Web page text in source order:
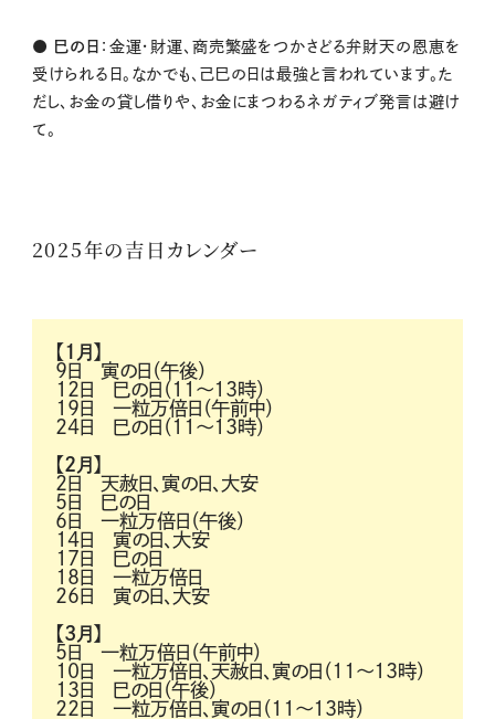
● 巳の日 ：金運・財運、商売繁盛をつかさどる弁財天の恩恵を
受けられる日。なかでも、己巳の日は最強と言われています。た
だし、お金の貸し借りや、お金にまつわるネガティブ発言は避け
て。
2025年の吉日カレンダー
【1月】
9日 寅の日（午後）
12日 巳の日（11～13時）
19日 一粒万倍日（午前中）
24日 巳の日（11～13時）
【2月】
2日 天赦日、寅の日、大安
5日 巳の日
6日 一粒万倍日（午後）
14日 寅の日、大安
17日 巳の日
18日 一粒万倍日
26日 寅の日、大安
【3月】
5日 一粒万倍日（午前中）
10日 一粒万倍日、天赦日、寅の日（11～13時）
13日 巳の日（午後）
22日 一粒万倍日、寅の日（11～13時）